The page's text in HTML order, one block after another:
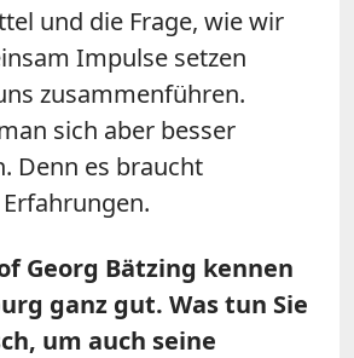
und die Frage, wie wir
Impulse setzen
zusammenführen.
sich aber besser
Denn es braucht
Georg Bätzing kennen
ganz gut. Was tun Sie
um auch seine